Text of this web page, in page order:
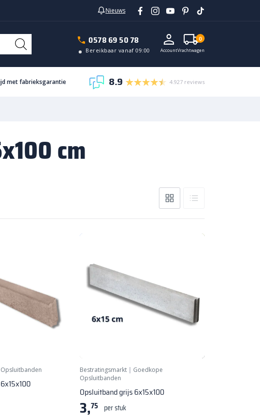
Nieuws
0578 69 50 78
Bereikbaar vanaf 09:00 AccountVrachtwagen
0
met fabrieksgarantie 8.9 4.927 reviews
cm
Bestratingsmarkt | Goedkope
Opsluitbanden
Opsluitband grijs 6x15x100
3,75 per stuk